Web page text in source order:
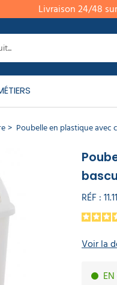
Livraison 24/48
Poubelle en plastique avec
RÉF :
Voir la